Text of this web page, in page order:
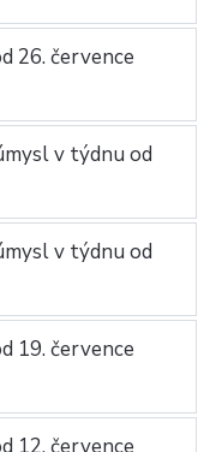
26. července
v týdnu od
v týdnu od
19. července
12. července